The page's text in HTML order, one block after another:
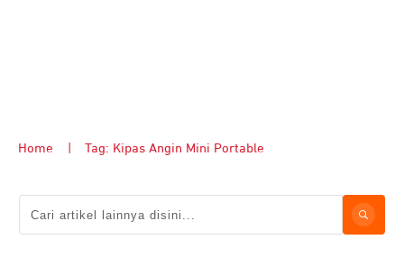
Home Tag: Kipas Angin Mini Portable